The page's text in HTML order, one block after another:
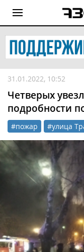
31.01.2022, 10:52
Четверых
подробности
#пожар #улица